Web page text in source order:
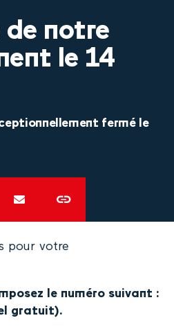
de notre
le 14
fermé le
pour votre
le numéro suivant :
gratuit).